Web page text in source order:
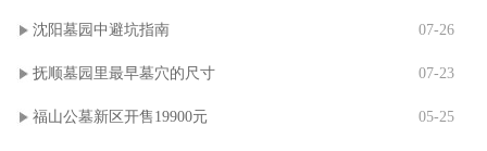
07-26
沈阳墓园中避坑指南
07-23
抚顺墓园里最早墓穴的尺寸
05-25
福山公墓新区开售19900元